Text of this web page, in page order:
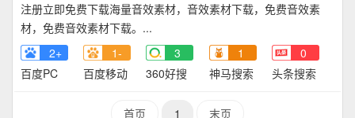
注册立即免费下载海量音效素材，音效素材下载，免费音效素
材，免费音效素材下载。...
2+
百度PC
1-
百度移动
3
360好搜
1
神马搜索
0
头条搜索
首页 1 末页